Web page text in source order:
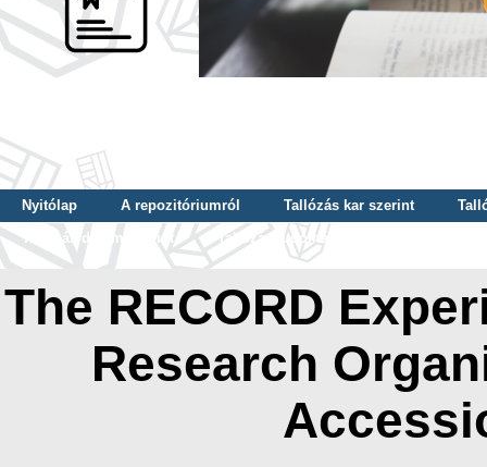
Nyitólap A repozitóriumról Tallózás kar szerint
Tallózás dátum szerint
Tallózás tudományterület szerint
The RECORD
Research